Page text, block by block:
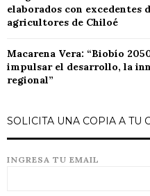
elaborados con excedentes
agricultores de Chiloé
Macarena Vera: “Biobío
impulsar el desarrollo, la
regional”
SOLICITA UNA COPIA A TU
INGRESA TU EMAIL